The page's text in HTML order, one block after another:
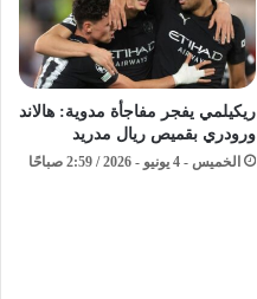
ريكيلمي يفجر مفاجأة مدوية: هالاند
ورودري بقميص ريال مدريد
الخميس - 4 يونيو - 2026 / 2:59 صباحًا